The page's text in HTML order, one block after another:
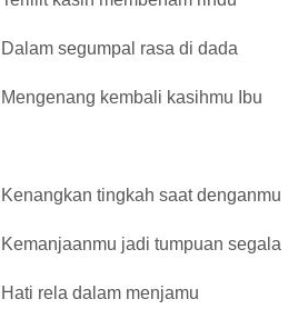
Dalam segumpal rasa di dada
Mengenang kembali kasihmu Ibu
Kenangkan tingkah saat denganmu
Kemanjaanmu jadi tumpuan segala
Hati rela dalam menjamu